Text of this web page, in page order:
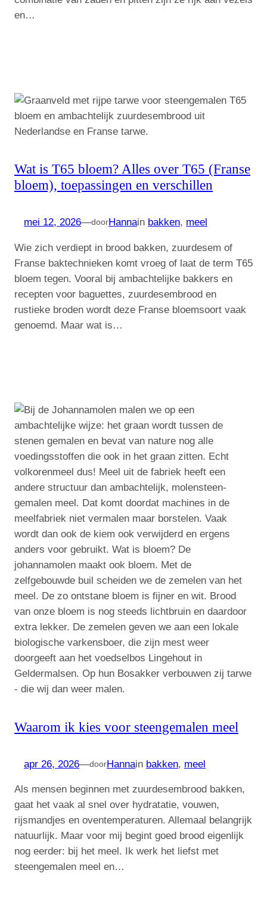
en…
Wat is T65 bloem? Alles over T65 (Franse
bloem), toepassingen en verschillen
mei 12, 2026—doorHannain bakken, meel
Wie zich verdiept in brood bakken, zuurdesem of
Franse baktechnieken komt vroeg of laat de term T65
bloem tegen. Vooral bij ambachtelijke bakkers en
recepten voor baguettes, zuurdesembrood en
rustieke broden wordt deze Franse bloemsoort vaak
genoemd. Maar wat is…
Waarom ik kies voor steengemalen meel
apr 26, 2026—doorHannain bakken, meel
Als mensen beginnen met zuurdesembrood bakken,
gaat het vaak al snel over hydratatie, vouwen,
rijsmandjes en oventemperaturen. Allemaal belangrijk
natuurlijk. Maar voor mij begint goed brood eigenlijk
nog eerder: bij het meel. Ik werk het liefst met
steengemalen meel en…